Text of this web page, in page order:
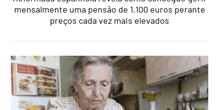
mensalmente uma pensão de 1.100 euros perante
preços cada vez mais elevados